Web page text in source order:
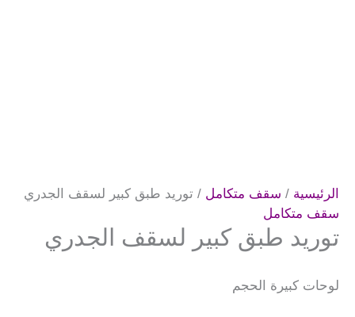
الرئيسية / سقف متكامل / توريد طبق كبير لسقف الجدري
سقف متكامل
توريد طبق كبير لسقف الجدري
لوحات كبيرة الحجم